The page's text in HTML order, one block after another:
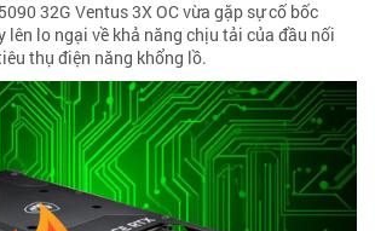
32G Ventus 3X OC vừa gặp sự cố bốc
lên lo ngại về khả năng chịu tải của đầu nối
thụ điện năng khổng lồ.